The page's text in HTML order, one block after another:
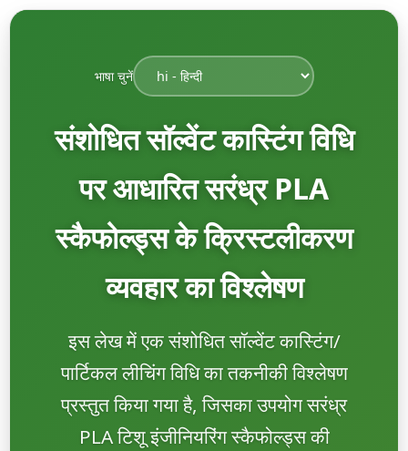
भाषा चुनें
संशोधित सॉल्वेंट कास्टिंग विधि
पर आधारित सरंध्र PLA
स्कैफोल्ड्स के क्रिस्टलीकरण
व्यवहार का विश्लेषण
इस लेख में एक संशोधित सॉल्वेंट कास्टिंग/
पार्टिकल लीचिंग विधि का तकनीकी विश्लेषण
प्रस्तुत किया गया है, जिसका उपयोग सरंध्र
PLA टिशू इंजीनियरिंग स्कैफोल्ड्स की